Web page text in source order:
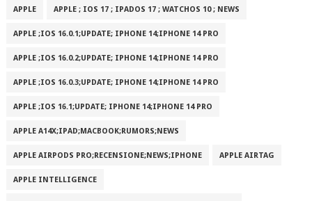
APPLE APPLE ; IOS 17 ; IPADOS 17 ; WATCHOS 10 ; NEWS
APPLE ;IOS 16.0.1;UPDATE; IPHONE 14;IPHONE 14 PRO
APPLE ;IOS 16.0.2;UPDATE; IPHONE 14;IPHONE 14 PRO
APPLE ;IOS 16.0.3;UPDATE; IPHONE 14;IPHONE 14 PRO
APPLE ;IOS 16.1;UPDATE; IPHONE 14;IPHONE 14 PRO
APPLE A14X;IPAD;MACBOOK;RUMORS;NEWS
APPLE AIRPODS PRO;RECENSIONE;NEWS;IPHONE APPLE AIRTAG
APPLE INTELLIGENCE